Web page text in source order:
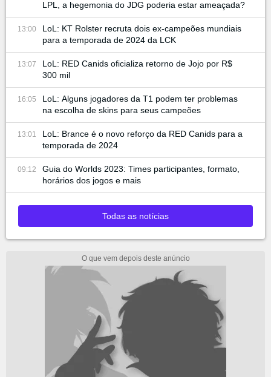
LPL, a hegemonia do JDG poderia estar ameaçada?
13:00
LoL: KT Rolster recruta dois ex-campeões mundiais
para a temporada de 2024 da LCK
13:07
LoL: RED Canids oficializa retorno de Jojo por R$
300 mil
16:05
LoL: Alguns jogadores da T1 podem ter problemas
na escolha de skins para seus campeões
13:01
LoL: Brance é o novo reforço da RED Canids para a
temporada de 2024
09:12
Guia do Worlds 2023: Times participantes, formato,
horários dos jogos e mais
Todas as notícias